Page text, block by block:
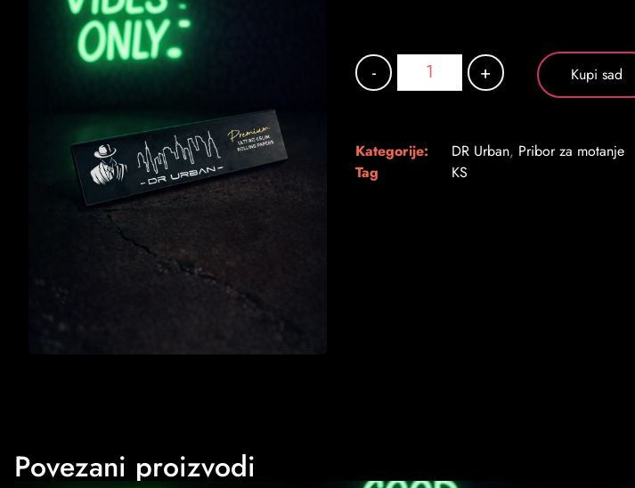
- + Kupi sad
Kategorije: DR Urban, Pribor za motanje
Tag
KS
Povezani proizvodi